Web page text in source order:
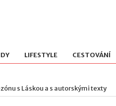
LIFESTYLE CESTOVÁNÍ
s Láskou a s autorskými texty